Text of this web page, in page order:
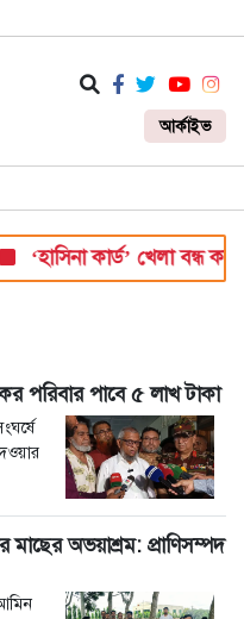
আর্কাইভ
কার্ড’ খেলা বন্ধ করতে
পরিবার পাবে ৫ লাখ টাকা
মাছের অভয়াশ্রম: প্রাণিসম্পদ